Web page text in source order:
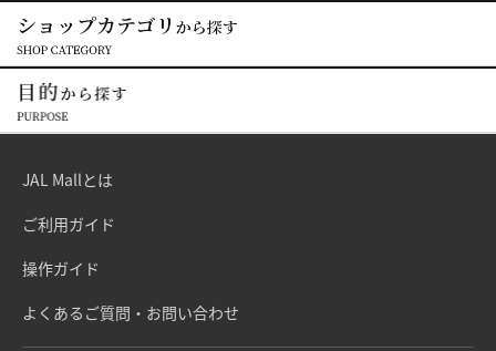
JAL Mallとは
ご利用ガイド
操作ガイド
よくあるご質問・お問い合わせ